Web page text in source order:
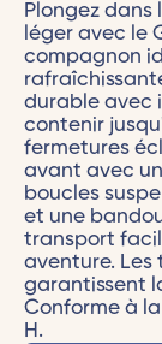
Plongez
léger avec le
compagnon
durable avec
contenir
fermetures
avant avec
boucles
et une
transport
aventure.
garantissent
Conforme à la
H.